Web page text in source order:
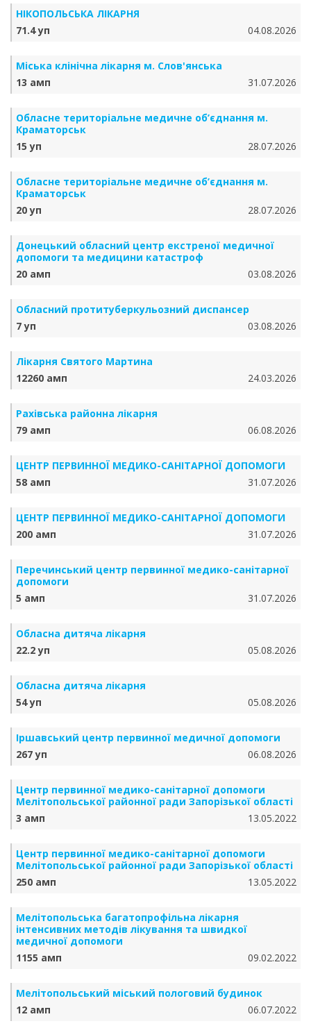
НІКОПОЛЬСЬКА ЛІКАРНЯ
71.4 уп
04.08.2026
Міська клінічна лікарня м. Слов'янська
13 амп
31.07.2026
Обласне територіальне медичне об’єднання м.
Краматорськ
15 уп
28.07.2026
Обласне територіальне медичне об’єднання м.
Краматорськ
20 уп
28.07.2026
Донецький обласний центр екстреної медичної
допомоги та медицини катастроф
20 амп
03.08.2026
Обласний протитуберкульозний диспансер
7 уп
03.08.2026
Лікарня Святого Мартина
12260 амп
24.03.2026
Рахівська районна лікарня
79 амп
06.08.2026
ЦЕНТР ПЕРВИННОЇ МЕДИКО-САНІТАРНОЇ ДОПОМОГИ
58 амп
31.07.2026
ЦЕНТР ПЕРВИННОЇ МЕДИКО-САНІТАРНОЇ ДОПОМОГИ
200 амп
31.07.2026
Перечинський центр первинної медико-санітарної
допомоги
5 амп
31.07.2026
Обласна дитяча лікарня
22.2 уп
05.08.2026
Обласна дитяча лікарня
54 уп
05.08.2026
Іршавський центр первинної медичної допомоги
267 уп
06.08.2026
Центр первинної медико-санітарної допомоги
Мелітопольської районної ради Запорізької області
3 амп
13.05.2022
Центр первинної медико-санітарної допомоги
Мелітопольської районної ради Запорізької області
250 амп
13.05.2022
Мелітопольська багатопрофільна лікарня
інтенсивних методів лікування та швидкої
медичної допомоги
1155 амп
09.02.2022
Мелітопольський міський пологовий будинок
12 амп
06.07.2022